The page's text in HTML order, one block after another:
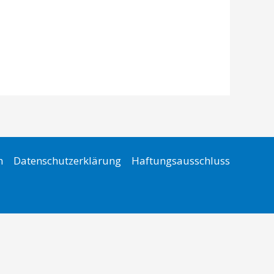
Datenschutzerklärung Haftungsausschluss